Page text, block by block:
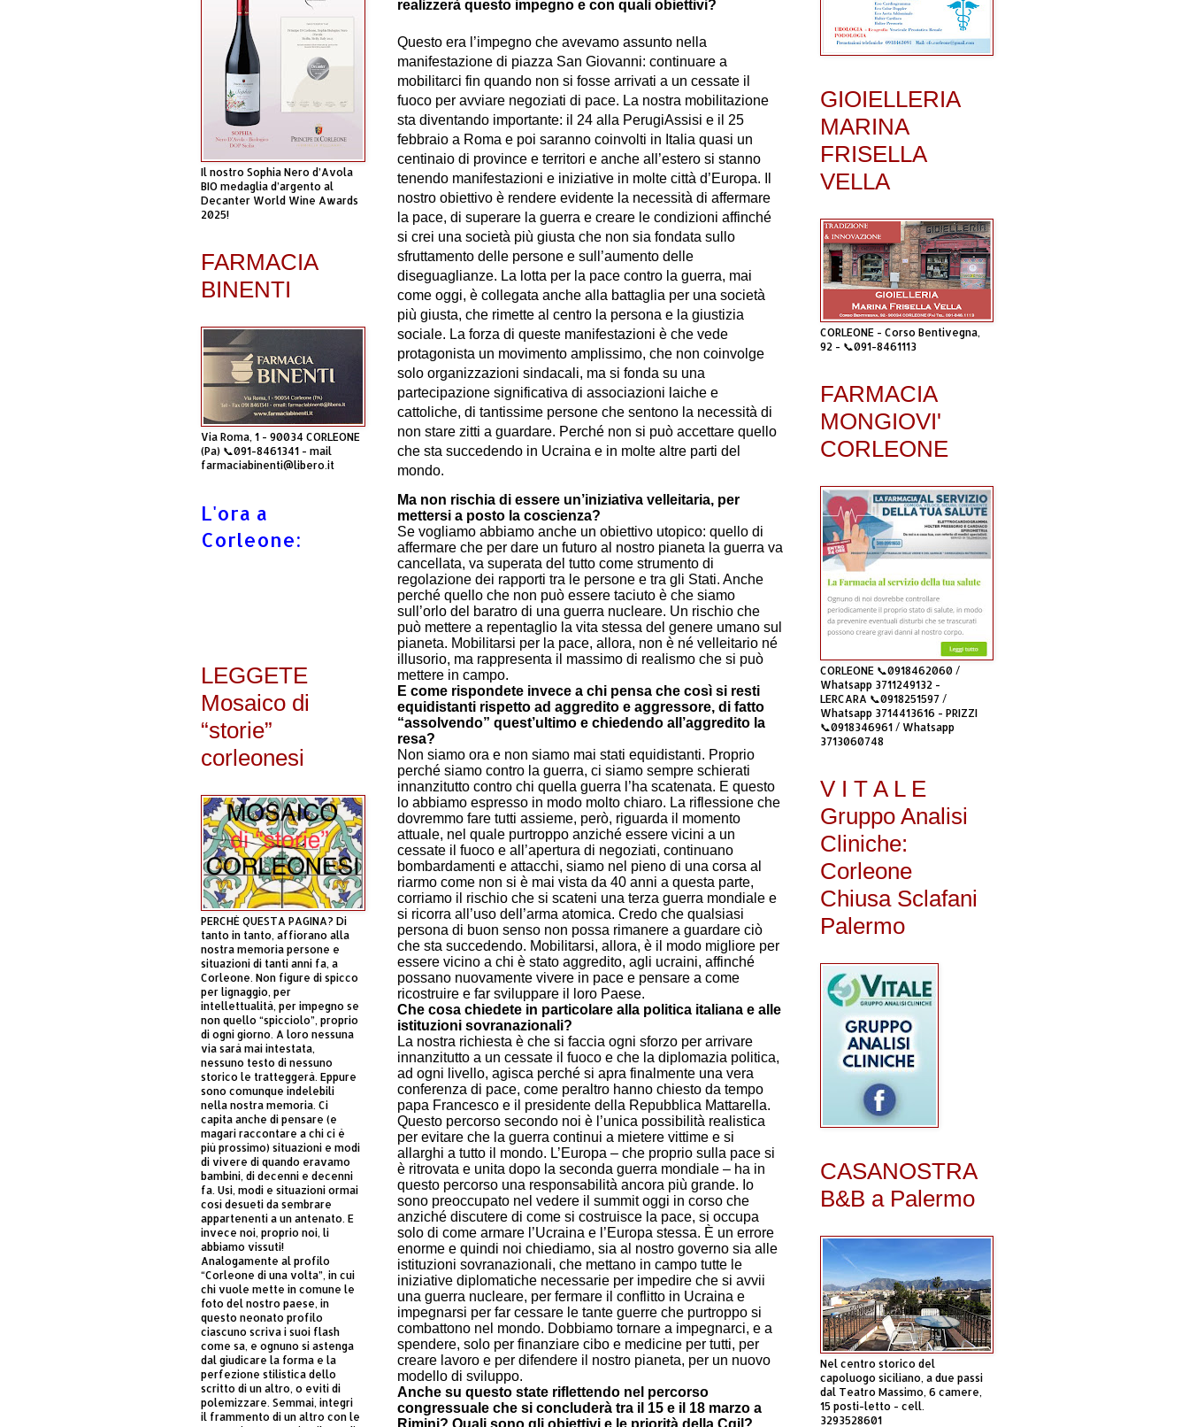
realizzerà questo impegno e con quali obiettivi?
Questo era l’impegno che avevamo assunto nella
manifestazione di piazza San Giovanni: continuare a
mobilitarci fin quando non si fosse arrivati a un cessate il
fuoco per avviare negoziati di pace. La nostra mobilitazione
sta diventando importante: il 24 alla PerugiAssisi e il 25
febbraio a Roma e poi saranno coinvolti in Italia quasi un
centinaio di province e territori e anche all’estero si stanno
tenendo manifestazioni e iniziative in molte città d’Europa. Il
nostro obiettivo è rendere evidente la necessità di affermare
la pace, di superare la guerra e creare le condizioni affinché
si crei una società più giusta che non sia fondata sullo
sfruttamento delle persone e sull’aumento delle
diseguaglianze. La lotta per la pace contro la guerra, mai
come oggi, è collegata anche alla battaglia per una società
più giusta, che rimette al centro la persona e la giustizia
sociale. La forza di queste manifestazioni è che vede
protagonista un movimento amplissimo, che non coinvolge
solo organizzazioni sindacali, ma si fonda su una
partecipazione significativa di associazioni laiche e
cattoliche, di tantissime persone che sentono la necessità di
non stare zitti a guardare. Perché non si può accettare quello
che sta succedendo in Ucraina e in molte altre parti del
mondo.
Ma non rischia di essere un’iniziativa velleitaria, per
mettersi a posto la coscienza?
Se vogliamo abbiamo anche un obiettivo utopico: quello di
affermare che per dare un futuro al nostro pianeta la guerra va
cancellata, va superata del tutto come strumento di
regolazione dei rapporti tra le persone e tra gli Stati. Anche
perché quello che non può essere taciuto è che siamo
sull’orlo del baratro di una guerra nucleare. Un rischio che
può mettere a repentaglio la vita stessa del genere umano sul
pianeta. Mobilitarsi per la pace, allora, non è né velleitario né
illusorio, ma rappresenta il massimo di realismo che si può
mettere in campo.
E come rispondete invece a chi pensa che così si resti
equidistanti rispetto ad aggredito e aggressore, di fatto
“assolvendo” quest’ultimo e chiedendo all’aggredito la
resa?
Non siamo ora e non siamo mai stati equidistanti. Proprio
perché siamo contro la guerra, ci siamo sempre schierati
innanzitutto contro chi quella guerra l’ha scatenata. E questo
lo abbiamo espresso in modo molto chiaro. La riflessione che
dovremmo fare tutti assieme, però, riguarda il momento
attuale, nel quale purtroppo anziché essere vicini a un
cessate il fuoco e all’apertura di negoziati, continuano
bombardamenti e attacchi, siamo nel pieno di una corsa al
riarmo come non si è mai vista da 40 anni a questa parte,
corriamo il rischio che si scateni una terza guerra mondiale e
si ricorra all’uso dell’arma atomica. Credo che qualsiasi
persona di buon senso non possa rimanere a guardare ciò
che sta succedendo. Mobilitarsi, allora, è il modo migliore per
essere vicino a chi è stato aggredito, agli ucraini, affinché
possano nuovamente vivere in pace e pensare a come
ricostruire e far sviluppare il loro Paese.
Che cosa chiedete in particolare alla politica italiana e alle
istituzioni sovranazionali?
La nostra richiesta è che si faccia ogni sforzo per arrivare
innanzitutto a un cessate il fuoco e che la diplomazia politica,
ad ogni livello, agisca perché si apra finalmente una vera
conferenza di pace, come peraltro hanno chiesto da tempo
papa Francesco e il presidente della Repubblica Mattarella.
Questo percorso secondo noi è l’unica possibilità realistica
per evitare che la guerra continui a mietere vittime e si
allarghi a tutto il mondo. L’Europa – che proprio sulla pace si
è ritrovata e unita dopo la seconda guerra mondiale – ha in
questo percorso una responsabilità ancora più grande. Io
sono preoccupato nel vedere il summit oggi in corso che
anziché discutere di come si costruisce la pace, si occupa
solo di come armare l’Ucraina e l’Europa stessa. È un errore
enorme e quindi noi chiediamo, sia al nostro governo sia alle
istituzioni sovranazionali, che mettano in campo tutte le
iniziative diplomatiche necessarie per impedire che si avvii
una guerra nucleare, per fermare il conflitto in Ucraina e
impegnarsi per far cessare le tante guerre che purtroppo si
combattono nel mondo. Dobbiamo tornare a impegnarci, e a
spendere, solo per finanziare cibo e medicine per tutti, per
creare lavoro e per difendere il nostro pianeta, per un nuovo
modello di sviluppo.
Anche su questo state riflettendo nel percorso
congressuale che si concluderà tra il 15 e il 18 marzo a
Il nostro Sophia Nero d’Avola
BIO medaglia d’argento al
Decanter World Wine Awards
2025!
FARMACIA
BINENTI
Via Roma, 1 - 90034 CORLEONE
(Pa) 📞091-8461341 - mail
farmaciabinenti@libero.it
L'ora a
Corleone:
LEGGETE
Mosaico di
“storie”
corleonesi
PERCHÈ QUESTA PAGINA? Di
tanto in tanto, affiorano alla
nostra memoria persone e
situazioni di tanti anni fa, a
Corleone. Non figure di spicco
per lignaggio, per
intellettualità, per impegno se
non quello “spicciolo”, proprio
di ogni giorno. A loro nessuna
via sarà mai intestata,
nessuno testo di nessuno
storico le tratteggerà. Eppure
sono comunque indelebili
nella nostra memoria. Ci
capita anche di pensare (e
magari raccontare a chi ci è
più prossimo) situazioni e modi
di vivere di quando eravamo
bambini, di decenni e decenni
fa. Usi, modi e situazioni ormai
così desueti da sembrare
appartenenti a un antenato. E
invece noi, proprio noi, li
abbiamo vissuti!
Analogamente al profilo
“Corleone di una volta”, in cui
chi vuole mette in comune le
foto del nostro paese, in
questo neonato profilo
ciascuno scriva i suoi flash
come sa, e ognuno si astenga
dal giudicare la forma e la
perfezione stilistica dello
scritto di un altro, o eviti di
polemizzare. Semmai, integri
il frammento di un altro con le
GIOIELLERIA
MARINA
FRISELLA
VELLA
CORLEONE - Corso Bentivegna,
92 - 📞091-8461113
FARMACIA
MONGIOVI'
CORLEONE
CORLEONE 📞0918462060 /
Whatsapp 3711249132 -
LERCARA 📞0918251597 /
Whatsapp 3714413616 - PRIZZI
📞0918346961 / Whatsapp
3713060748
V I T A L E
Gruppo Analisi
Cliniche:
Corleone
Chiusa Sclafani
Palermo
CASANOSTRA
B&B a Palermo
Nel centro storico del
capoluogo siciliano, a due passi
dal Teatro Massimo, 6 camere,
15 posti-letto - cell.
3293528601